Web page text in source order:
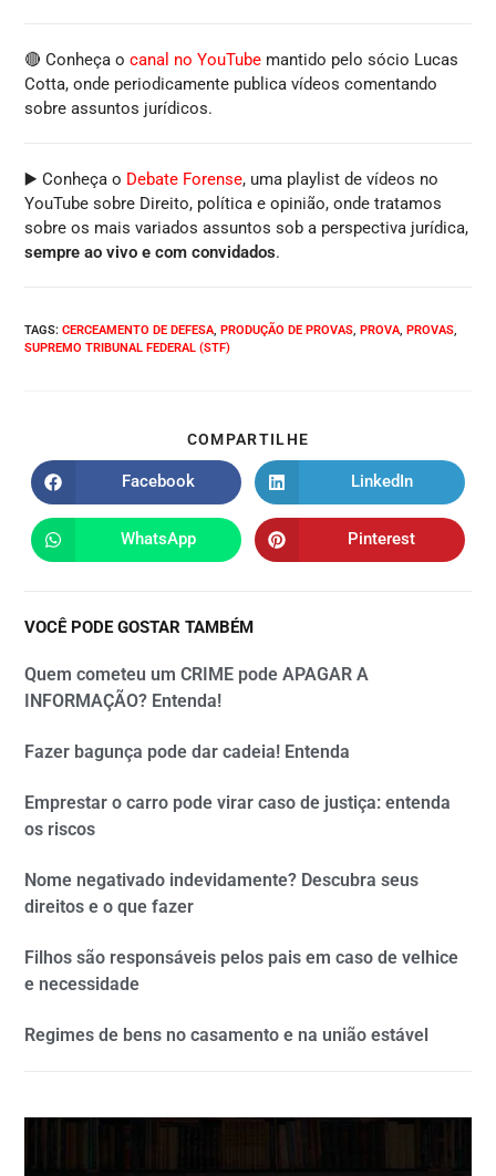
🔴 Conheça ocanal no YouTube mantido pelo sócio Lucas
Cotta, onde periodicamente publica vídeos comentando
sobre assuntos jurídicos.
▶️ Conheça o Debate Forense, uma playlist de vídeos no
YouTube sobre Direito, política e opinião, onde tratamos
sobre os mais variados assuntos sob a perspectiva jurídica,
sempre ao vivo e com convidados.
TAGS:CERCEAMENTO DE DEFESA, PRODUÇÃO DE PROVAS, PROVA, PROVAS,
SUPREMO TRIBUNAL FEDERAL (STF)
COMPARTILHE
Facebook LinkedIn
WhatsApp Pinterest
VOCÊ PODE GOSTAR TAMBÉM
Quem cometeu um CRIME pode APAGAR A
INFORMAÇÃO? Entenda!
Fazer bagunça pode dar cadeia! Entenda
Emprestar o carro pode virar caso de justiça: entenda
os riscos
Nome negativado indevidamente? Descubra seus
direitos e o que fazer
Filhos são responsáveis pelos pais em caso de velhice
e necessidade
Regimes de bens no casamento e na união estável